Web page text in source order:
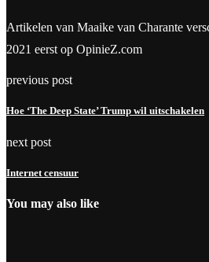
Artikelen van Maaike van Charante
2021 eerst op OpinieZ.com
previous post
Hoe ‘The Deep State’ Trump wil uitschakelen
next post
Internet censuur
You may also like